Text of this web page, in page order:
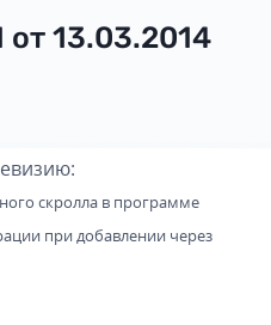
от 13.03.2014
скролла в программе
при добавлении через